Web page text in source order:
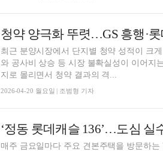
청약 양극화 뚜렷…GS 흥행·
최근 분양시장에서 단지별 청약 성적이 크
와 공사비 상승 등 시장 불확실성이 이어지
지로 몰리면서 청약 결과의 격...
2026-04-20 월요일 | 조범형 기자
‘정동 롯데캐슬 136’…도심
매주 금요일마다 주요 견본주택을 방문하